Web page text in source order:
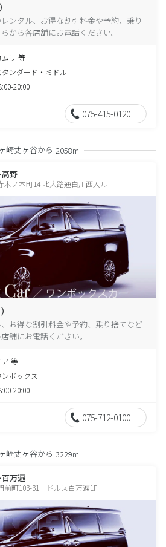
ンタル、お得な割引料金や予約、乗り
から各店舗にお電話ください。
ムリ 等
タンダード・ミドル
20:00
075-415-0120
崎丈ヶ谷から 2058m
高野
木ノ本町14 北大路通白川西入ル
お得な割引料金や予約、乗り捨てなど
舗にお電話ください。
ア 等
ンボックス
20:00
075-712-0100
崎丈ヶ谷から 3229m
百万遍
前町103-31 ドルス百万遍1F